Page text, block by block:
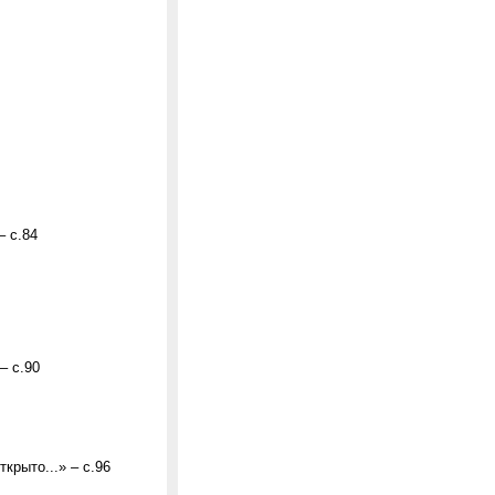
с.84
с.90
– с.96